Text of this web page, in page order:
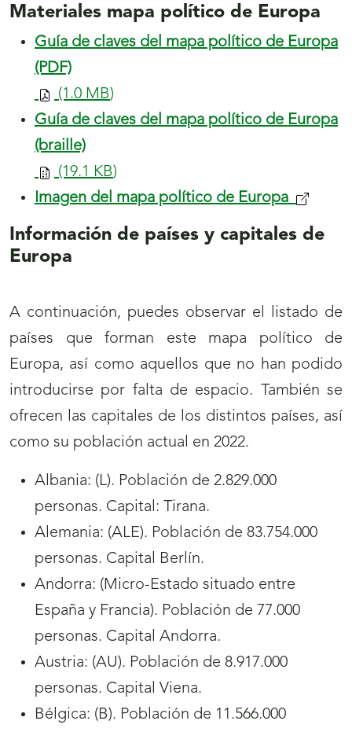
Materiales mapa político de Europa
Guía de claves del mapa político de Europa
(PDF)
(1.0 MB)
Guía de claves del mapa político de Europa
(braille)
(19.1 KB)
Imagen del mapa político de Europa
Información de países y capitales de
Europa
A continuación, puedes observar el listado de
países que forman este mapa político de
Europa, así como aquellos que no han podido
introducirse por falta de espacio. También se
ofrecen las capitales de los distintos países, así
como su población actual en 2022.
Albania: (L). Población de 2.829.000
personas. Capital: Tirana.
Alemania: (ALE). Población de 83.754.000
personas. Capital Berlín.
Andorra: (Micro-Estado situado entre
España y Francia). Población de 77.000
personas. Capital Andorra.
Austria: (AU). Población de 8.917.000
personas. Capital Viena.
Bélgica: (B). Población de 11.566.000